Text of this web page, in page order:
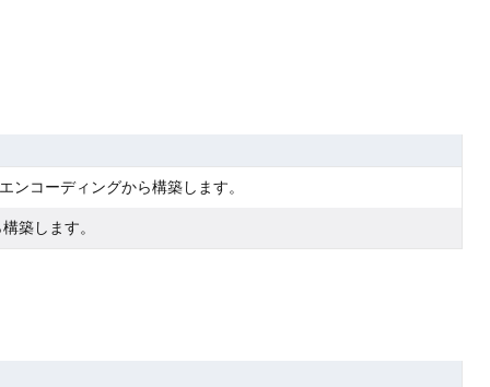
コーディングから構築します。
築します。